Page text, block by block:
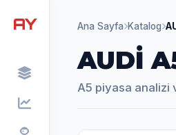
AY Ana Sayfa Katalog
AUDİ
A5 piyasa analizi